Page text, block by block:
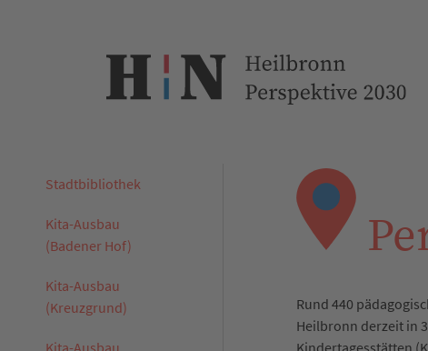
Stadtbibliothek
Kita-Ausbau
(Badener Hof)
Kita-Ausbau
(Kreuzgrund)
Kita-Ausbau
Rund 440
Heilbronn derzeit in
Kindertagesstätten